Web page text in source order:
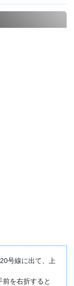
号線に出て、上
を右折すると